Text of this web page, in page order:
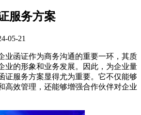
服务方案
05-21
业函证作为商务沟通的重要一环，其质
业的形象和业务发展。因此，为企业量
证服务方案显得尤为重要。它不仅能够
高效管理，还能够增强合作伙伴对企业